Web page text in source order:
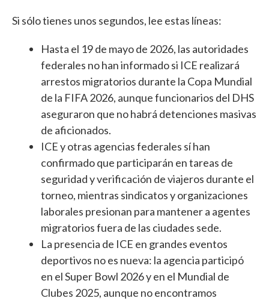
Si sólo tienes unos segundos, lee estas líneas:
Hasta el 19 de mayo de 2026, las autoridades
federales no han informado si ICE realizará
arrestos migratorios durante la Copa Mundial
de la FIFA 2026, aunque funcionarios del DHS
aseguraron que no habrá detenciones masivas
de aficionados.
ICE y otras agencias federales sí han
confirmado que participarán en tareas de
seguridad y verificación de viajeros durante el
torneo, mientras sindicatos y organizaciones
laborales presionan para mantener a agentes
migratorios fuera de las ciudades sede.
La presencia de ICE en grandes eventos
deportivos no es nueva: la agencia participó
en el Super Bowl 2026 y en el Mundial de
Clubes 2025, aunque no encontramos